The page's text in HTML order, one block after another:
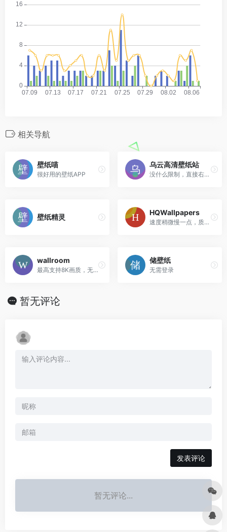
相关导航
壁纸喵
很好用的壁纸APP
乌云高清壁纸站
没什么限制，直接右键保存就可以了。
壁纸精灵
HQWallpapers
速度稍微慢一点，质量不错。
wallroom
最高支持8K画质，无需登录，速度还不错。
储壁纸
无需登录
暂无评论
发表评论
暂无评论...